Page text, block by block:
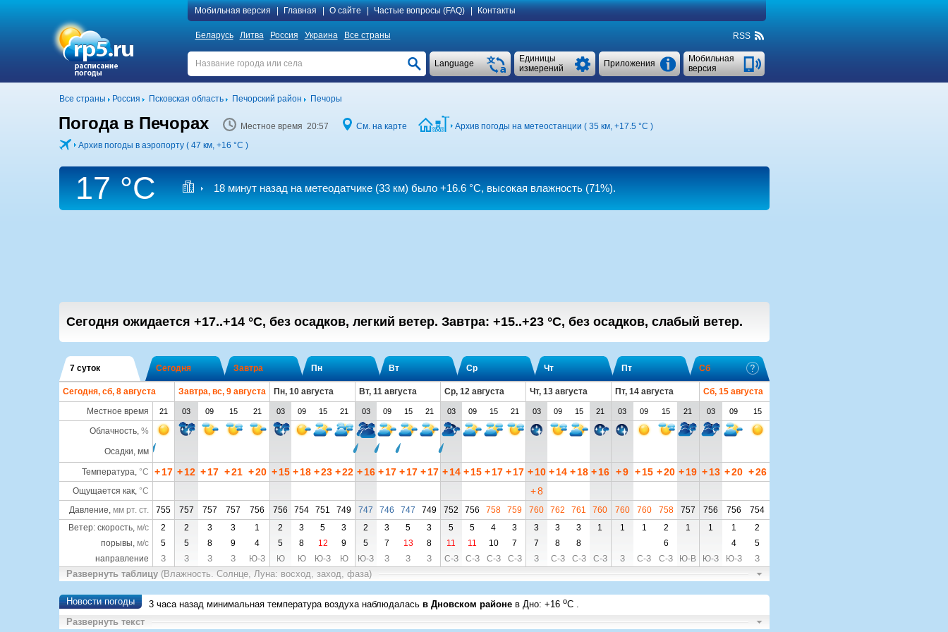
Мобильная версия Главная О сайте Частые вопросы (FAQ) Контакты
Беларусь Литва Россия Украина Все страны RSS
Мобильная
версия
Приложения
Единицы
измерений
Language
Все страны Россия Псковская область Печорский район Печоры
Погода в Печорах Местное время 20:57 См. на карте Архив погоды на метеостанции ( 35 км, +17.5 °C )
Архив погоды в аэропорту ( 47 км, +16 °C )
17 °C 18 минут назад на метеодатчике (33 км) было +16.6 °C, высокая влажность (71%).
Сегодня ожидается +17..+14 °C, без осадков, легкий ветер. Завтра: +15..+23 °C, без осадков, слабый ветер.
7 суток Сегодня Завтра Пн Вт Ср Чт Пт Сб
Сегодня, сб, 8 августа Завтра, вс, 9 августа Пн, 10 августа Вт, 11 августа Ср, 12 августа Чт, 13 августа Пт, 14 августа
Сб, 15 августа
Местное время
21 03 09 15 21 03 09 15 21 03 09 15 21 03 09 15 21 03 09 15 21 03 09 15 21 03 09 15
Облачность, %
Осадки, мм
Температура, °C + 17 +12 +17 +21 +20 + 15 + 18 +23 +22 + 16 + 17 + 17 + 17 + 14 + 15 + 17 + 17 + 10 + 14 + 18 + 16 +9 +15 +20 +19 + 13 +20 +26
Ощущается как, °C +8
Давление, мм рт. ст. 755 757 757 757 756 756 754 751 749 747 746 747 749 752 756 758 759 760 762 761 760 760 760 758 757 756 756
754
Ветер: скорость, м/с 2 2 3 3 1 2 3 5 3 2 3 5 3 5 5 4 3 3 3 3 1 1 1 2 1 1 1
2
порывы, м/с 5 5 8 9 4 5 8 12 9 5 7 13 8 11 11 10 7 7 8 8 6 4
5
направление
З З З З Ю-З Ю Ю Ю-З Ю Ю-З З З З С-З С-З С-З С-З З С-З С-З С-З З С-З С-З Ю-В Ю-З Ю-З З
Развернуть таблицу (Влажность. Солнце, Луна: восход, заход, фаза)
Новости погоды 3 часа назад минимальная температура воздуха наблюдалась в Дновском районе в Дно: +16 oC .
Развернуть текст